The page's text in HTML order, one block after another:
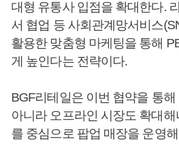
대형 유통사 입점을 확대한다.
서 협업 등 사회관계망서비스
활용한 맞춤형 마케팅을 통해
게 높인다는 전략이다.
BGF리테일은 이번 협약을 통
아니라 오프라인 시장도 확대해
를 중심으로 팝업 매장을 운영